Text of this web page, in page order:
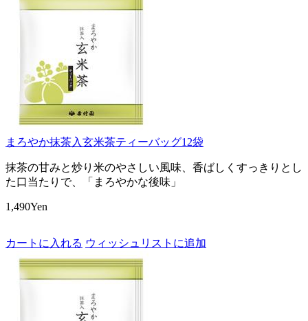
まろやか抹茶入玄米茶ティーバッグ12袋
抹茶の甘みと炒り米のやさしい風味、香ばしくすっきりとし
た口当たりで、「まろやかな後味」
1,490Yen
カートに入れる ウィッシュリストに追加